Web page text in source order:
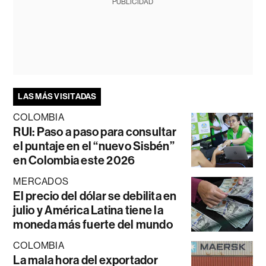
PUBLICIDAD
LAS MÁS VISITADAS
COLOMBIA
RUI: Paso a paso para consultar
el puntaje en el “nuevo Sisbén”
en Colombia este 2026
MERCADOS
El precio del dólar se debilita en
julio y América Latina tiene la
moneda más fuerte del mundo
COLOMBIA
La mala hora del exportador